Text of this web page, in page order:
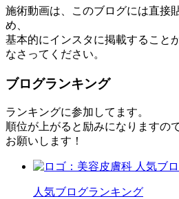
施術動画は、このブログには直接
め、
基本的にインスタに掲載すること
なさってください。
ブログランキング
ランキングに参加してます。
順位が上がると励みになりますの
お願いします！
人気ブログランキング